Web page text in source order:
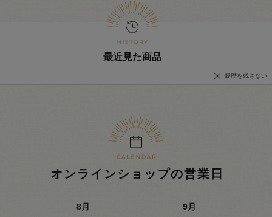
最近見た商品
履歴を残さない
オンラインショップの営業日
8月 9月